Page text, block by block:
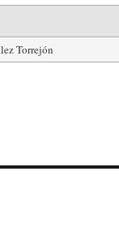
Torrejón